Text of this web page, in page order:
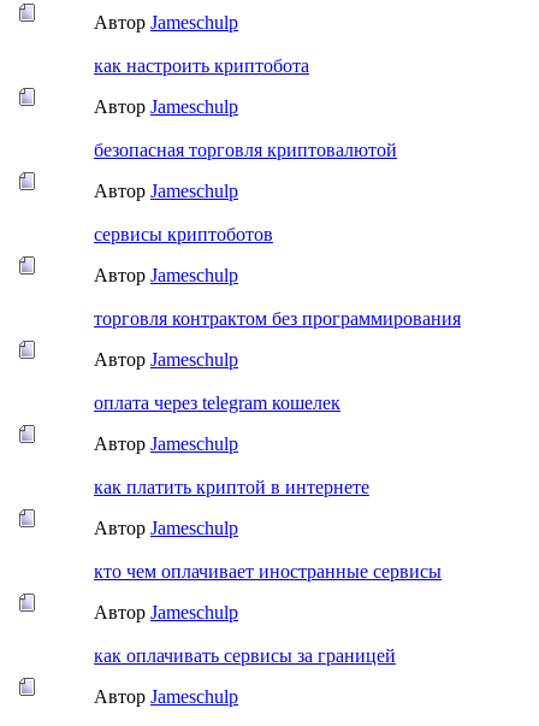
Автор Jameschulp
как настроить криптобота
Автор Jameschulp
безопасная торговля криптовалютой
Автор Jameschulp
сервисы криптоботов
Автор Jameschulp
торговля контрактом без программирования
Автор Jameschulp
оплата через telegram кошелек
Автор Jameschulp
как платить криптой в интернете
Автор Jameschulp
кто чем оплачивает иностранные сервисы
Автор Jameschulp
как оплачивать сервисы за границей
Автор Jameschulp